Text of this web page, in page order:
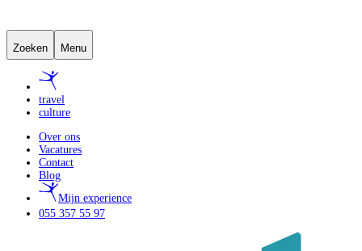
Zoeken Menu
travel
culture
Over ons
Vacatures
Contact
Blog
Mijn experience
055 357 55 97